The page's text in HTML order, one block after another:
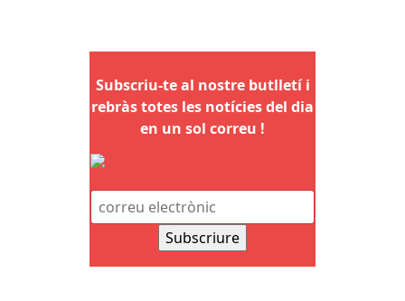
Subscriu-te al nostre butlletí i
rebràs totes les notícies del dia
en un sol correu !